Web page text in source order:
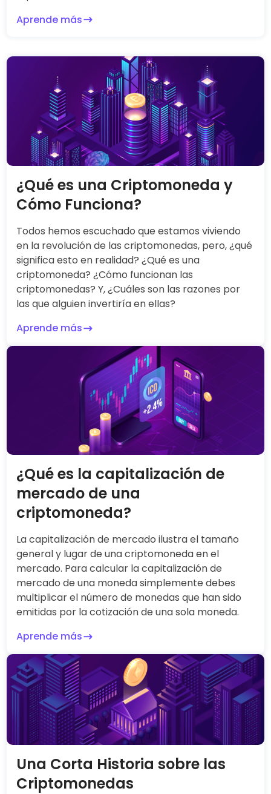
Aprende más
¿Qué es una Criptomoneda y
Cómo Funciona?
Todos hemos escuchado que estamos viviendo
en la revolución de las criptomonedas, pero, ¿qué
significa esto en realidad? ¿Qué es una
criptomoneda? ¿Cómo funcionan las
criptomonedas? Y, ¿Cuáles son las razones por
las que alguien invertiría en ellas?
Aprende más
¿Qué es la capitalización de
mercado de una
criptomoneda?
La capitalización de mercado ilustra el tamaño
general y lugar de una criptomoneda en el
mercado. Para calcular la capitalización de
mercado de una moneda simplemente debes
multiplicar el número de monedas que han sido
emitidas por la cotización de una sola moneda.
Aprende más
Una Corta Historia sobre las
Criptomonedas